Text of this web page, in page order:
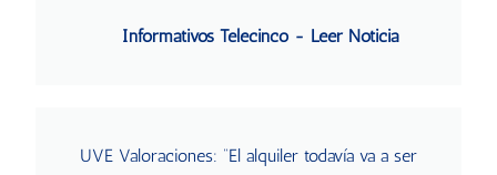
Informativos Telecinco - Leer Noticia
UVE Valoraciones: “El alquiler todavía va a ser